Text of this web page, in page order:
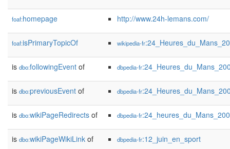
foaf:homepage http://www.24h-lemans.com/
foaf:isPrimaryTopicOf wikipedia-fr
is dbo:followingEvent of dbpedia-fr
is dbo:previousEvent of dbpedia-fr
is dbo:wikiPageRedirects of dbpedia-fr
is dbo:wikiPageWikiLink of dbpedia-fr:12_juin_en_sport